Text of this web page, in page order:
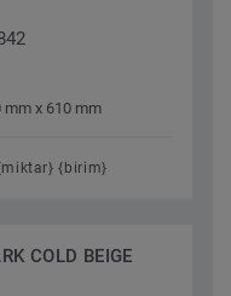
mm x 610 mm
{birim}
COLD BEIGE